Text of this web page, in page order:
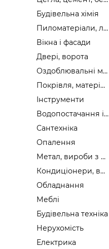
Будівельна хімія
Пиломатеріали, лісоматеріали
Вікна і фасади
Двері, ворота
Оздоблювальні матеріали
Покрівля, матеріали
Інструменти
Водопостачання і каналізація
Сантехніка
Опалення
Метал, вироби з металу
Кондиціонери, вентиляція
Обладнання
Меблі
Будівельна техніка
Нерухомість
Електрика